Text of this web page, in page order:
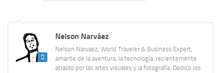
Nelson Narváez
Nelson Narvaez, World Traveler & Business Expert,
amante de la aventura, la tecnología, recientemente
atraído por las artes visuales y la fotografía. Dedicó los